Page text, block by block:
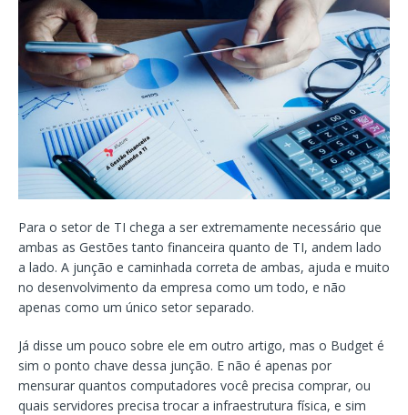
Para o setor de TI chega a ser extremamente necessário que
ambas as Gestões tanto financeira quanto de TI, andem lado
a lado. A junção e caminhada correta de ambas, ajuda e muito
no desenvolvimento da empresa como um todo, e não
apenas como um único setor separado.
Já disse um pouco sobre ele em outro artigo, mas o Budget é
sim o ponto chave dessa junção. E não é apenas por
mensurar quantos computadores você precisa comprar, ou
quais servidores precisa trocar a infraestrutura física, e sim